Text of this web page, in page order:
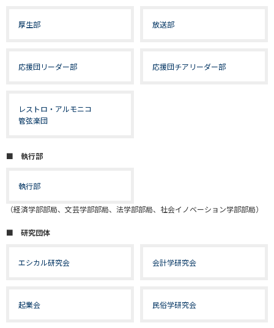
厚生部 放送部
応援団リーダー部 応援団チアリーダー部
レストロ・アルモニコ
管弦楽団
■ 執行部
執行部
（経済学部部局、文芸学部部局、法学部部局、社会イノベーション学部部局）
■ 研究団体
エシカル研究会 会計学研究会
起業会 民俗学研究会